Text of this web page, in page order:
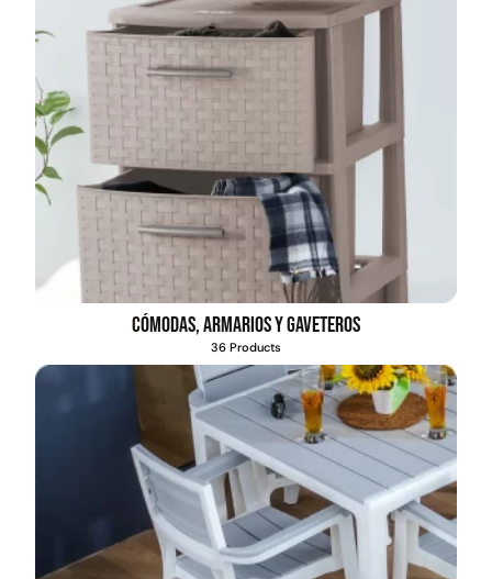
Cómodas, armarios y gaveteros
36 Products